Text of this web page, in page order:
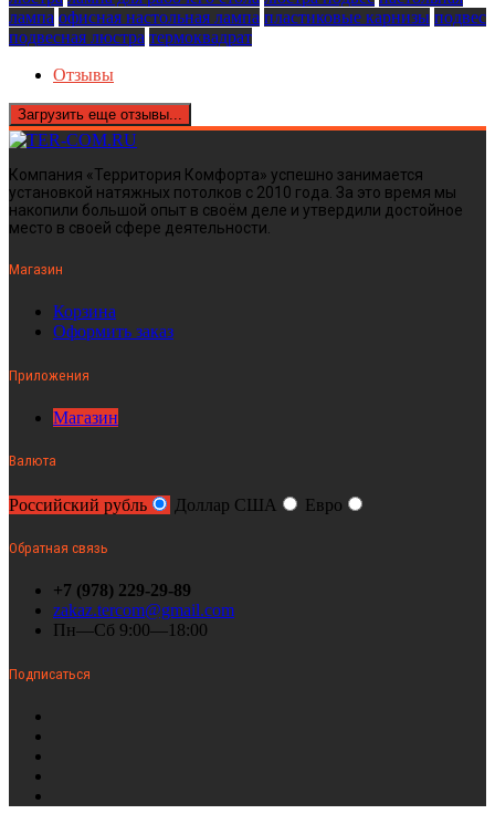
лампа офисная настольная лампа пластиковые карнизы подвес
подвесная люстра термоквадрат
Отзывы
Загрузить еще отзывы...
Компания «Территория Комфорта» успешно занимается
установкой натяжных потолков с 2010 года. За это время мы
накопили большой опыт в своём деле и утвердили достойное
место в своей сфере деятельности.
Магазин
Корзина
Оформить заказ
Приложения
Магазин
Валюта
Российский рубль Доллар США Евро
Обратная связь
+7 (978) 229-29-89
zakaz.tercom@gmail.com
Пн—Сб 9:00—18:00
Подписаться